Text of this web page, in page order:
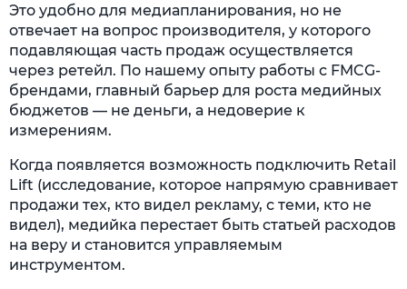
Это удобно для медиапланирования, но не
отвечает на вопрос производителя, у которого
подавляющая часть продаж осуществляется
через ретейл. По нашему опыту работы с FMCG-
брендами, главный барьер для роста медийных
бюджетов — не деньги, а недоверие к
измерениям.
Когда появляется возможность подключить Retail
Lift (исследование, которое напрямую сравнивает
продажи тех, кто видел рекламу, с теми, кто не
видел), медийка перестает быть статьей расходов
на веру и становится управляемым
инструментом.